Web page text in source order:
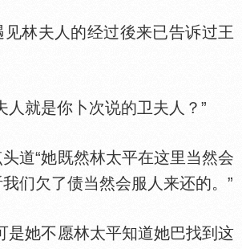
夫人的经过後来已告诉过王
就是你卜次说的卫夫人？”
“她既然林太平在这里当然会
们欠了债当然会服人来还的。”
她不愿林太平知道她巴找到这